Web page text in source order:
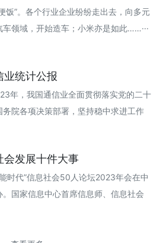
饭”。各个行业企业纷纷走出去，向多元
领域，开始造车；小米亦是如此……···
统计公报
年，我国通信业全面贯彻落实党的二十
院各项决策部署，坚持稳中求进工作
发展十件大事
时代”信息社会50人论坛2023年会在中
国家信息中心首席信息师、信息社会